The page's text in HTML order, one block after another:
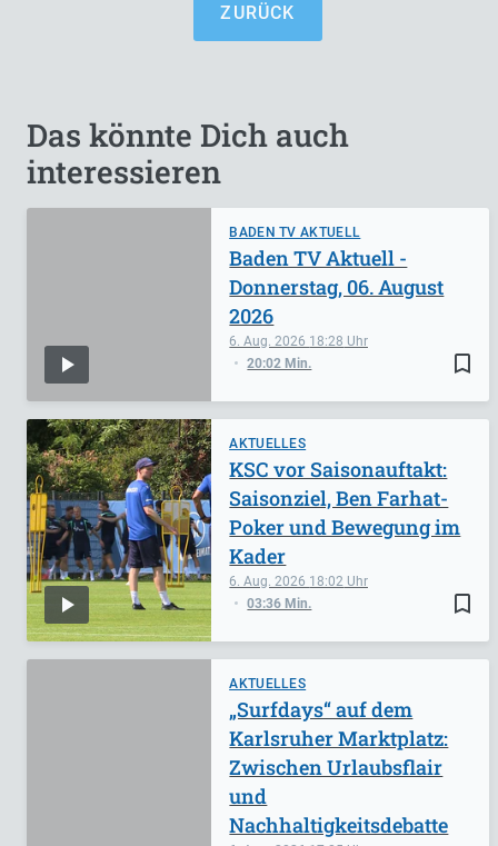
ZURÜCK
Das könnte Dich auch
interessieren
BADEN TV AKTUELL
bookmark_border
6. Aug. 2026 18:28
20:02 Min.
Baden TV Aktuell -
Donnerstag, 06. August
2026
AKTUELLES
bookmark_border
6. Aug. 2026 18:02
03:36 Min.
KSC vor Saisonauftakt:
Saisonziel, Ben Farhat-
Poker und Bewegung im
Kader
AKTUELLES
„Surfdays“ auf dem
Karlsruher Marktplatz:
Zwischen Urlaubsflair
und
Nachhaltigkeitsdebatte